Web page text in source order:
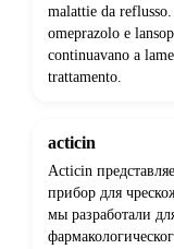
malattie da
omeprazolo e
continuavano a
trattamento.
acticin
Acticin
прибор для
мы разработали